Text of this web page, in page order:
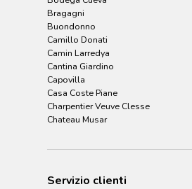
Bragagni
Buondonno
Camillo Donati
Camin Larredya
Cantina Giardino
Capovilla
Casa Coste Piane
Charpentier Veuve Clesse
Chateau Musar
Servizio clienti